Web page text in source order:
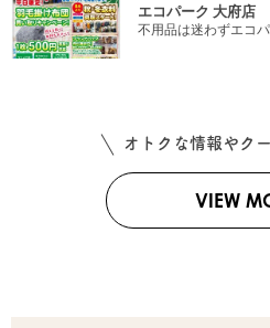
エコパーク 大府店
不用品は迷わずエコパ
オトクな情報やク
VIEW